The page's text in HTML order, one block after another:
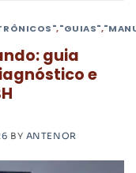
,"GUIAS",
guia
e
BY ANTENOR